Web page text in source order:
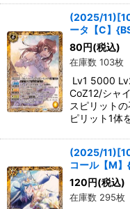
(2025/
ータ【C】
80 円(税込)
在庫数 103枚
Lv1 5000
CoZ12/シャ
スピリット
ピリット1体
(2025/
コール【M
120 円(税込)
在庫数 295枚